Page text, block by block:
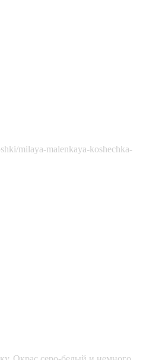
milaya-malenkaya-koshechka-